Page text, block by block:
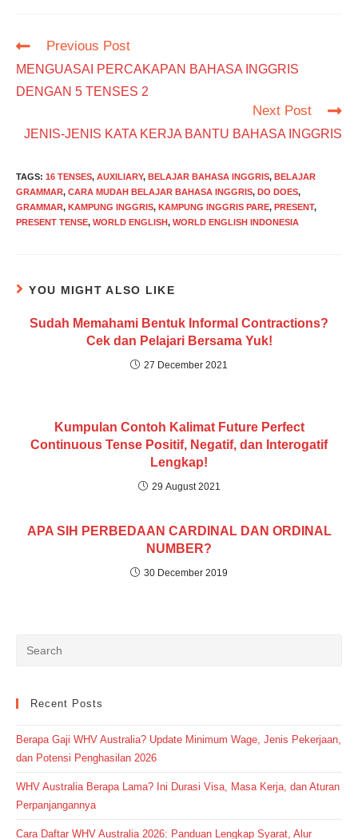
Read
articles
Previous Post
MENGUASAI PERCAKAPAN BAHASA INGGRIS
DENGAN 5 TENSES 2
Next Post
JENIS-JENIS KATA KERJA BANTU BAHASA INGGRIS
TAGS: 16 TENSES, AUXILIARY, BELAJAR BAHASA INGGRIS, BELAJAR
GRAMMAR, CARA MUDAH BELAJAR BAHASA INGGRIS, DO DOES,
GRAMMAR, KAMPUNG INGGRIS, KAMPUNG INGGRIS PARE, PRESENT,
PRESENT TENSE, WORLD ENGLISH, WORLD ENGLISH INDONESIA
YOU MIGHT ALSO LIKE
Sudah Memahami Bentuk Informal Contractions?
Cek dan Pelajari Bersama Yuk!
27 December 2021
Kumpulan Contoh Kalimat Future Perfect
Continuous Tense Positif, Negatif, dan Interogatif
Lengkap!
29 August 2021
APA SIH PERBEDAAN CARDINAL DAN ORDINAL
NUMBER?
30 December 2019
Recent Posts
Berapa Gaji WHV Australia? Update Minimum Wage, Jenis Pekerjaan,
dan Potensi Penghasilan 2026
WHV Australia Berapa Lama? Ini Durasi Visa, Masa Kerja, dan Aturan
Perpanjangannya
Cara Daftar WHV Australia 2026: Panduan Lengkap Syarat, Alur